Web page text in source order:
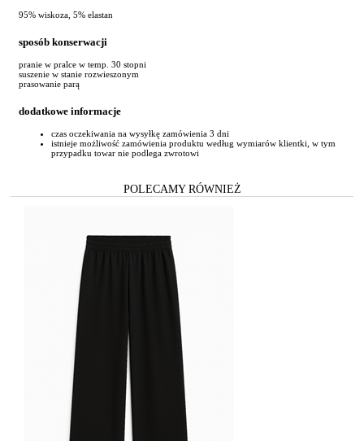
95% wiskoza, 5% elastan
sposób konserwacji
pranie w pralce w temp. 30 stopni
suszenie w stanie rozwieszonym
prasowanie parą
dodatkowe informacje
czas oczekiwania na wysyłkę zamówienia 3 dni
istnieje możliwość zamówienia produktu według wymiarów klientki, w tym
przypadku towar nie podlega zwrotowi
POLECAMY RÓWNIEŻ